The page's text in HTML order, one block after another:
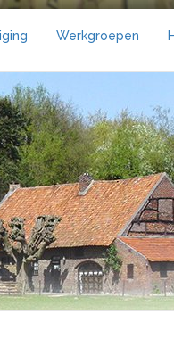
Werkgroepen